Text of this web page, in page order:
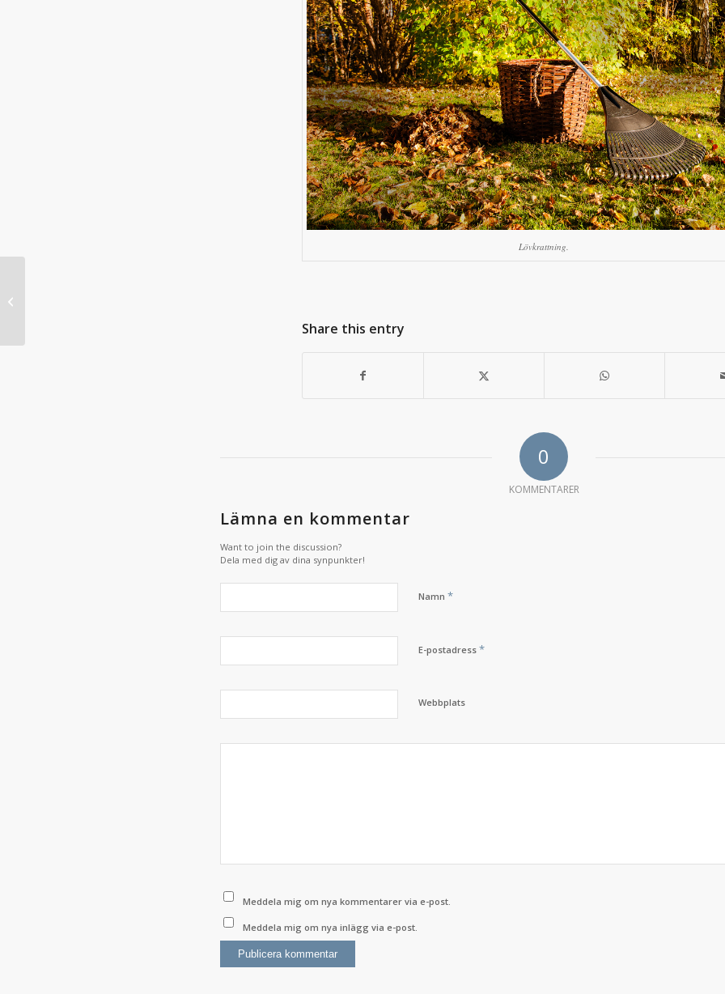
Lövkrattning.
Share this entry
0
KOMMENTARER
Lämna en kommentar
Want to join the discussion?
Dela med dig av dina synpunkter!
Namn *
E-postadress *
Webbplats
Meddela mig om nya kommentarer via e-post.
Meddela mig om nya inlägg via e-post.